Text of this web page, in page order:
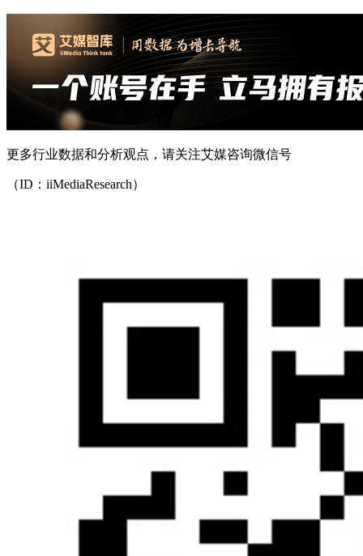
更多行业数据和分析观点，请关注艾媒咨询微信号
（ID：iiMediaResearch）